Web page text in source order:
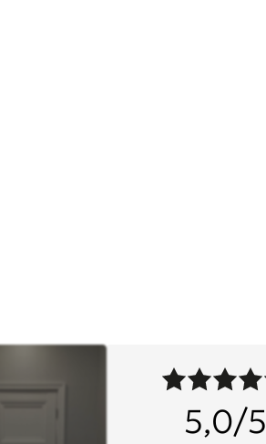
5,0/5